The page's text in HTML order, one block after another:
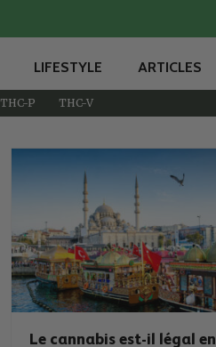
LIFESTYLE ARTICLES
THC-P THC-V
Le cannabis est-il légal en